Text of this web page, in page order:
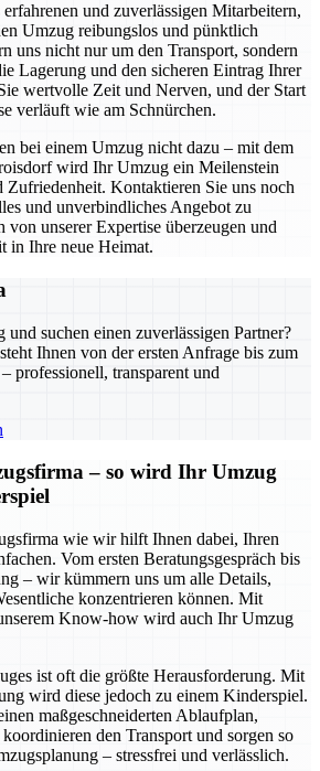
erfahrenen und zuverlässigen Mitarbeitern,
Umzug reibungslos und pünktlich
uns nicht nur um den Transport, sondern
Lagerung und den sicheren Eintrag Ihrer
wertvolle Zeit und Nerven, und der Start
verläuft wie am Schnürchen.
bei einem Umzug nicht dazu – mit dem
wird Ihr Umzug ein Meilenstein
Kontaktieren Sie uns noch
und unverbindliches Angebot zu
von unserer Expertise überzeugen und
in Ihre neue Heimat.
und suchen einen zuverlässigen Partner?
Ihnen von der ersten Anfrage bis zum
professionell, transparent und
– so wird Ihr Umzug
wie wir hilft Ihnen dabei, Ihren
Vom ersten Beratungsgespräch bis
– wir kümmern uns um alle Details,
konzentrieren können. Mit
Know-how wird auch Ihr Umzug
ist oft die größte Herausforderung. Mit
wird diese jedoch zu einem Kinderspiel.
maßgeschneiderten Ablaufplan,
den Transport und sorgen so
– stressfrei und verlässlich.